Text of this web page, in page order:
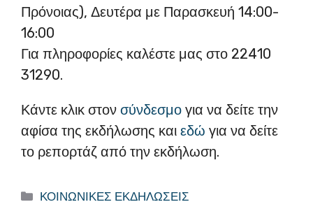
Πρόνοιας), Δευτέρα με Παρασκευή 14:00-
16:00
Για πληροφορίες καλέστε μας στο 22410
31290.
Κάντε κλικ στον σύνδεσμο για να δείτε την
αφίσα της εκδήλωσης και εδώ για να δείτε
το ρεπορτάζ από την εκδήλωση.
Κατηγορίες
ΚΟΙΝΩΝΙΚΕΣ ΕΚΔΗΛΩΣΕΙΣ